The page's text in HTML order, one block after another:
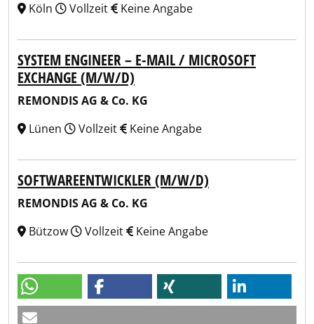
Köln
Vollzeit Keine Angabe
SYSTEM ENGINEER – E-MAIL / MICROSOFT
EXCHANGE (M/W/D)
REMONDIS AG & Co. KG
Lünen
Vollzeit Keine Angabe
SOFTWAREENTWICKLER (M/W/D)
REMONDIS AG & Co. KG
Bützow
Vollzeit Keine Angabe